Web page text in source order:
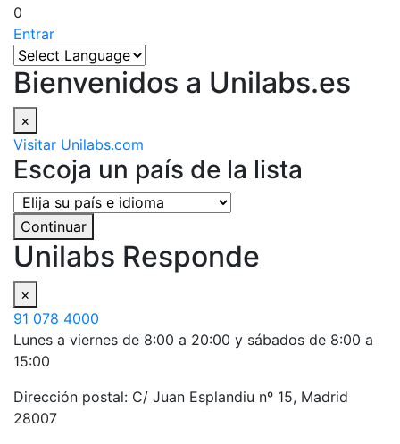
0
Entrar
Bienvenidos a Unilabs.es
×
Visitar Unilabs.com
Escoja un país de la lista
Continuar
Unilabs Responde
×
91 078 4000
Lunes a viernes de 8:00 a 20:00 y sábados de 8:00 a
15:00
Dirección postal: C/ Juan Esplandiu nº 15, Madrid
28007